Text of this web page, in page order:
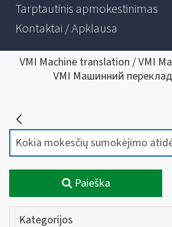
Tarptautinis apmokestinimas
Kontaktai / Apklausa
VMI Machine translation / VMI
VMI Машинний
Paieška
Kategorijos